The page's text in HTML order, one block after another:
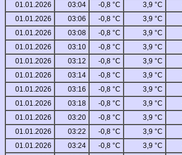
01.01.2026
03:04 -0,8 °C 3,9 °C
01.01.2026
03:06 -0,8 °C 3,9 °C
01.01.2026
03:08 -0,8 °C 3,9 °C
01.01.2026
03:10 -0,8 °C 3,9 °C
01.01.2026
03:12 -0,8 °C 3,9 °C
01.01.2026
03:14 -0,8 °C 3,9 °C
01.01.2026
03:16 -0,8 °C 3,9 °C
01.01.2026
03:18 -0,8 °C 3,9 °C
01.01.2026
03:20 -0,8 °C 3,9 °C
01.01.2026
03:22 -0,8 °C 3,9 °C
01.01.2026
03:24 -0,8 °C 3,9 °C